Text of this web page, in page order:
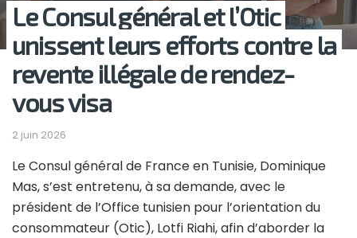
Le Consul général et l’Otic
unissent leurs efforts contre la
revente illégale de rendez-
vous visa
2 juin 2026
Le Consul général de France en Tunisie, Dominique
Mas, s’est entretenu, à sa demande, avec le
président de l’Office tunisien pour l’orientation du
consommateur (Otic), Lotfi Riahi, afin d’aborder la